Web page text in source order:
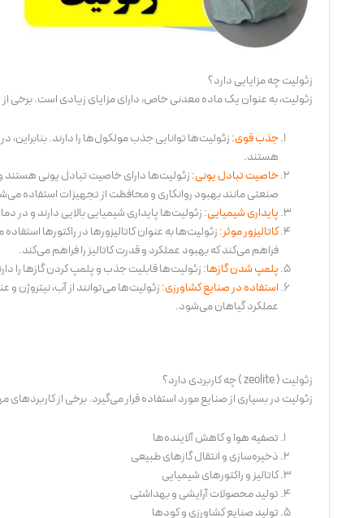
زئولیت چه مزایایی دارد؟
زئولیت، به عنوان یک ماده معدنی خاص، دارای مزایای زیادی است. برخی از
جذب قوی:زئولیت‌ها توانایی جذب مولکول‌ها را دارند. بنابراین،
هستند.
خاصیت تبادل یونی:زئولیت‌ها دارای خاصیت تبادل یونی هستند
صنعتی مانند بهبود روانکاری و محافظت از تجهیزات استفاده
پایداری شیمیایی:زئولیت‌ها پایداری شیمیایی بالایی دارند و در
کاتالیزور موثر:زئولیت‌ها به عنوان کاتالیزورها در راکتورها
فراهم می‌کند که بهبود عملکرد و قدرت کاتالیز را فراهم می‌کند.
پلمپ شدن گازها:زئولیت‌ها قابلیت جذب و پلمپ کردن گازها را
استفاده در صنایع کشاورزی:زئولیت‌ها می‌توانند از آب،
عملکرد گیاهان می‌شود.
زئولیت ( zeolite ) چه کاربردی دارد؟
زئولیت در بسیاری از صنایع مورد استفاده قرار می‌گیرد. برخی از کاربردهای
تصفیه هوا و کاهش آلاینده‌ها
ذخیره‌سازی و انتقال گازهای طبیعی
کاتالیز و راکتورهای شیمیایی
تولید محصولات آرایشی و بهداشتی
تولید صنایع کشاورزی و کودها